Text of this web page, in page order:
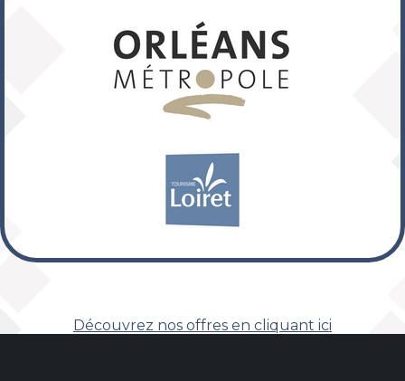
Découvrez nos offres en cliquant ici